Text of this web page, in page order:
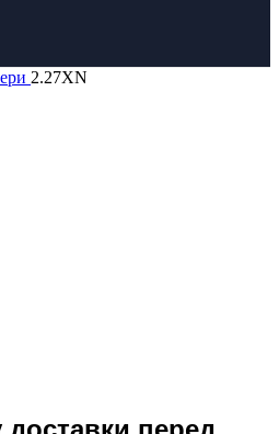
2.27XN